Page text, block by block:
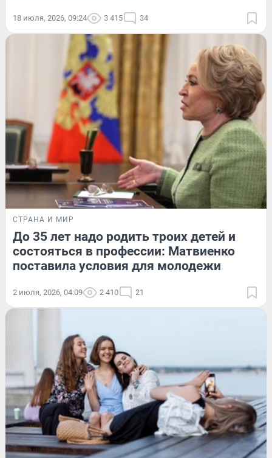
18 июля, 2026, 09:24 3 415 34
СТРАНА И МИР
До 35 лет надо родить троих детей и
состояться в профессии: Матвиенко
поставила условия для молодежи
2 июля, 2026, 04:09 2 410 21